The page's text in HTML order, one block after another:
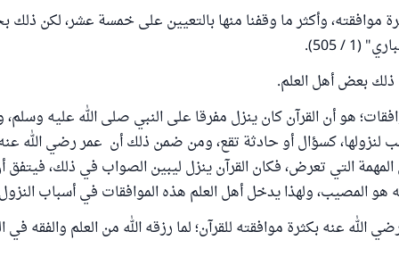
موافقته، وأكثر ما وقفنا منها بالتعيين على خمسة عشر، لكن
/ 505).
بعض أهل العلم.
هو أن القرآن كان ينزل مفرقا على النبي صلى الله عليه
لنزولها، كسؤال أو حادثة تقع، ومن ضمن ذلك أن عمر رضي الله
التي تعرض، فكان القرآن ينزل ليبين الصواب في ذلك، فيتفق
هو المصيب، ولهذا يدخل أهل العلم هذه الموافقات في أسباب
عنه بكثرة موافقته للقرآن؛ لما رزقه الله من العلم والفقه في